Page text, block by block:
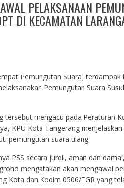
PELAKSANAAN
DI KECAMATAN
Pemungutan Suara)
Pemungutan Suara
tersebut mengacu pada Peraturan
KPU Kota Tangerang
pemungutan suara ulang.
PSS secara jurdil, aman dan
mengatakan akan mengawal
Kota dan Kodim 0506/TGR yang